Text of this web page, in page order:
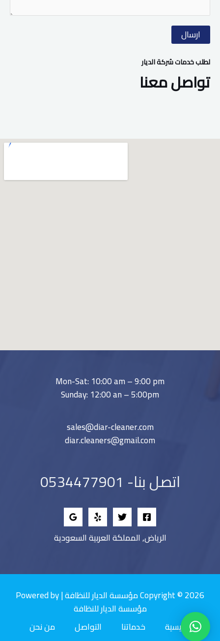
ارسال
لطلب خدمات شركة الديار
تواصل معنا
Mon-Sat: 10:00 am – 9:00 pm
Sunday: 12:00 an – 5:00pm
sales@diar-cleaner.com
diar.cleaners@gmail.com
اتصل بنا- 0534477901
الرياض, المملكة العربية السعودية
Copyright © 2026 مؤسسة الديار للنظافة | Powered by
مؤسسة الديار للنظافة
الرئيسية
خدماتنا التواصل من نحن